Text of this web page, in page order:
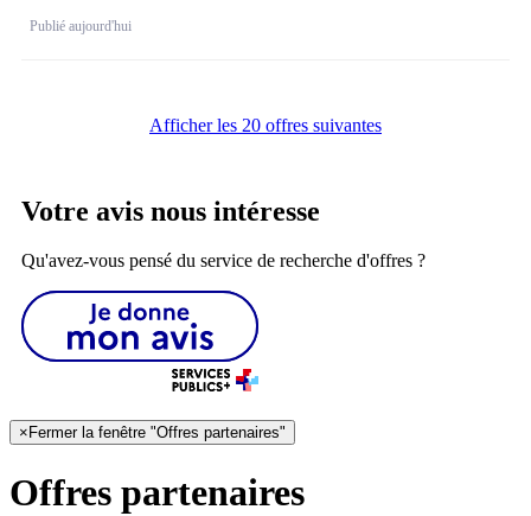
Publié aujourd'hui
Afficher les 20 offres suivantes
Votre avis nous intéresse
Qu'avez-vous pensé du service de recherche d'offres ?
× Fermer la fenêtre "Offres partenaires"
Offres partenaires